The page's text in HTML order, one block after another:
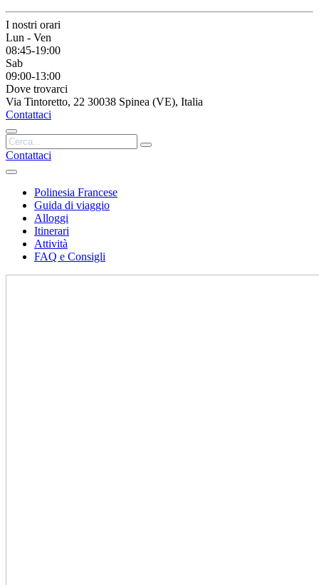
I nostri orari
Lun - Ven
08:45-19:00
Sab
09:00-13:00
Dove trovarci
Via Tintoretto, 22 30038 Spinea (VE), Italia
Contattaci
Contattaci
Polinesia Francese
Guida di viaggio
Alloggi
Itinerari
Attività
FAQ e Consigli